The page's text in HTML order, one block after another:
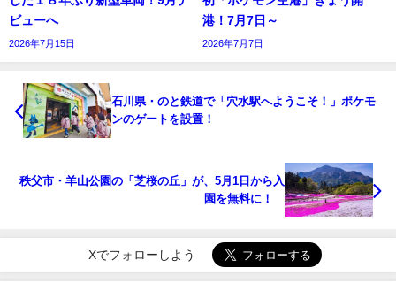
ビューへ
2026年7月15日
港！7月7日～
2026年7月7日
石川県・のと鉄道で「穴水駅へようこそ！」ポケモ
ンのゲートを設置！
秩父市・羊山公園の「芝桜の丘」が、5月1日から入
園を無料に！
Xでフォローしよう